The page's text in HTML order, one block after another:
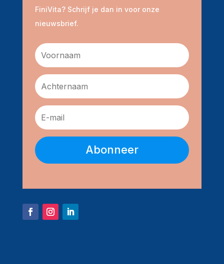
FiniVita? Schrijf je dan in voor onze
nieuwsbrief.
Abonneer